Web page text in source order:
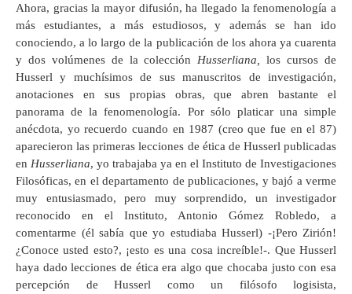
Ahora, gracias la mayor difusión, ha llegado la fenomenología a
más estudiantes, a más estudiosos, y además se han ido
conociendo, a lo largo de la publicación de los ahora ya cuarenta
y dos volúmenes de la colección Husserliana,
los cursos de
Husserl y muchísimos de sus manuscritos de investigación,
anotaciones en sus propias obras, que abren bastante el
panorama de la fenomenología. Por sólo platicar una simple
anécdota, yo recuerdo cuando en 1987 (creo que fue en el 87)
aparecieron las primeras lecciones de ética de Husserl publicadas
en Husserliana, yo trabajaba ya en el Instituto de Investigaciones
Filosóficas, en el departamento de publicaciones, y bajó a verme
muy entusiasmado, pero muy sorprendido, un investigador
reconocido en el Instituto, Antonio Gómez Robledo, a
comentarme (él sabía que yo estudiaba Husserl) -¡Pero Zirión!
¿Conoce usted esto?, ¡esto es una cosa increíble!-. Que Husserl
haya dado lecciones de ética era algo que chocaba justo con esa
percepción de Husserl como un filósofo logisista,